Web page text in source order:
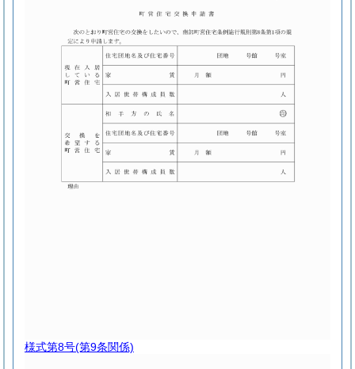
様式第8号(第9条関係)